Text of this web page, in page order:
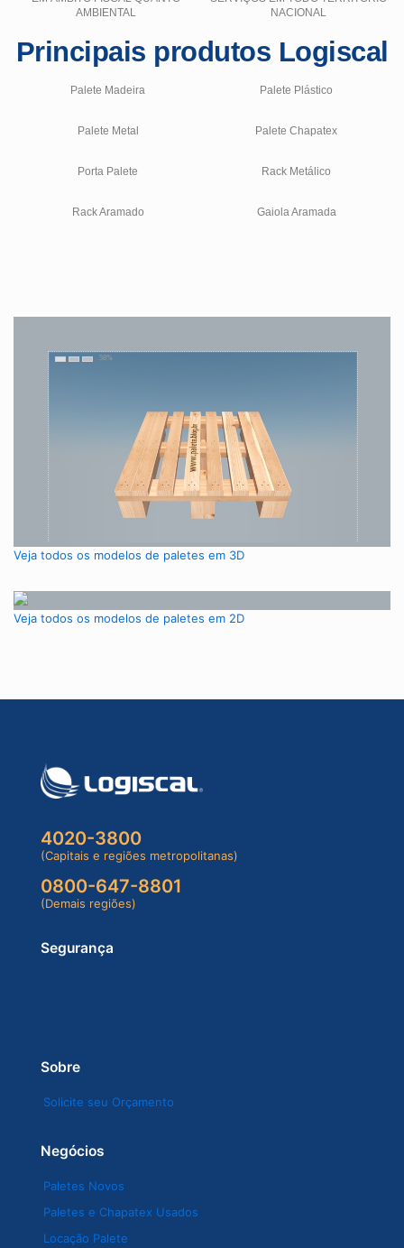
AMBIENTAL
NACIONAL
Principais produtos Logiscal
Palete Madeira Palete Plástico
Palete Metal Palete Chapatex
Porta Palete Rack Metálico
Rack Aramado Gaiola Aramada
Veja todos os modelos de paletes em 3D
Veja todos os modelos de paletes em 2D
4020-3800
(Capitais e regiões metropolitanas)
0800-647-8801
(Demais regiões)
Segurança
Sobre
Solicite seu Orçamento
Negócios
Paletes Novos
Paletes e Chapatex Usados
Locação Palete